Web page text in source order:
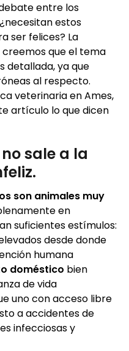
entre los
estos
ser felices? La
que el tema
detallada, ya que
al respecto.
veterinaria en Ames,
artículo lo que dicen
sale a la
son animales muy
en
suficientes estímulos:
desde donde
humana
doméstico bien
de vida
uno con acceso libre
a accidentes de
infecciosas y